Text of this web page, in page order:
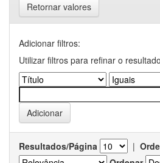
Retornar valores
Adicionar filtros:
Utilizar filtros para refinar o
Resultados/Página |